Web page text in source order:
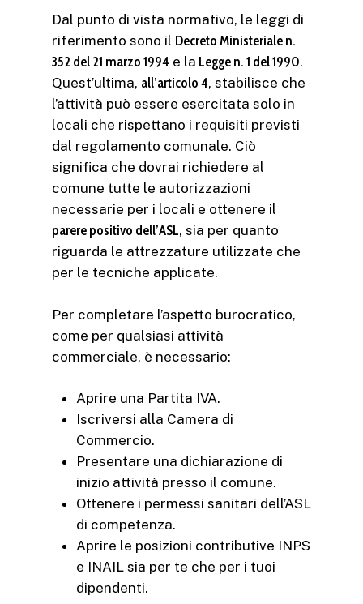
Dal punto di vista normativo, le leggi di
riferimento sono il Decreto Ministeriale n.
352 del 21 marzo 1994 e la Legge n. 1 del 1990.
Quest’ultima, all’articolo 4, stabilisce che
l’attività può essere esercitata solo in
locali che rispettano i requisiti previsti
dal regolamento comunale. Ciò
significa che dovrai richiedere al
comune tutte le autorizzazioni
necessarie per i locali e ottenere il
parere positivo dell’ASL, sia per quanto
riguarda le attrezzature utilizzate che
per le tecniche applicate.
Per completare l’aspetto burocratico,
come per qualsiasi attività
commerciale, è necessario:
Aprire una Partita IVA.
Iscriversi alla Camera di
Commercio.
Presentare una dichiarazione di
inizio attività presso il comune.
Ottenere i permessi sanitari dell’ASL
di competenza.
Aprire le posizioni contributive INPS
e INAIL sia per te che per i tuoi
dipendenti.